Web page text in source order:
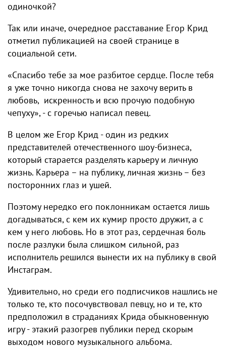
одиночкой?
Так или иначе, очередное расставание Егор Крид
отметил публикацией на своей странице в
социальной сети.
«Спасибо тебе за мое разбитое сердце. После тебя
я уже точно никогда снова не захочу верить в
любовь, искренность и всю прочую подобную
чепуху», - с горечью написал певец.
В целом же Егор Крид - один из редких
представителей отечественного шоу-бизнеса,
который старается разделять карьеру и личную
жизнь. Карьера – на публику, личная жизнь – без
посторонних глаз и ушей.
Поэтому нередко его поклонникам остается лишь
догадываться, с кем их кумир просто дружит, а с
кем у него любовь. Но в этот раз, сердечная боль
после разлуки была слишком сильной, раз
исполнитель решился вынести их на публику в свой
Инстаграм.
Удивительно, но среди его подписчиков нашлись не
только те, кто посочувствовал певцу, но и те, кто
предположил в страданиях Крида обыкновенную
игру - этакий разогрев публики перед скорым
выходом нового музыкального альбома.